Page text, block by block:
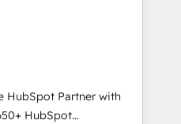
From setup to
deal closures. With 500+
approach ensures your
results. Our
sales, marketing, and
HubSpot Partner with
HubSpot